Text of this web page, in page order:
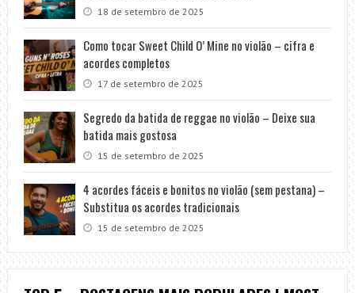
18 de setembro de 2025
Como tocar Sweet Child O’ Mine no violão – cifra e
acordes completos
17 de setembro de 2025
Segredo da batida de reggae no violão – Deixe sua
batida mais gostosa
15 de setembro de 2025
4 acordes fáceis e bonitos no violão (sem pestana) –
Substitua os acordes tradicionais
15 de setembro de 2025